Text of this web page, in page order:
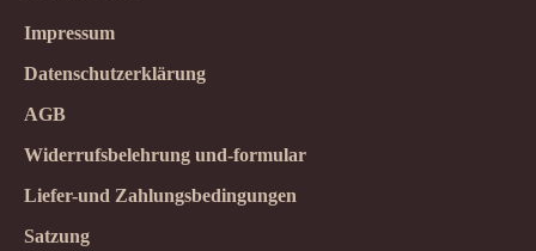
Impressum
Datenschutzerklärung
AGB
Widerrufsbelehrung und-formular
Liefer-und Zahlungsbedingungen
Satzung